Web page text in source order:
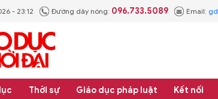
- 23:12 Đường dây nóng: 096.733.5089 Email:
Thời sự Giáo dục pháp luật Kết nối